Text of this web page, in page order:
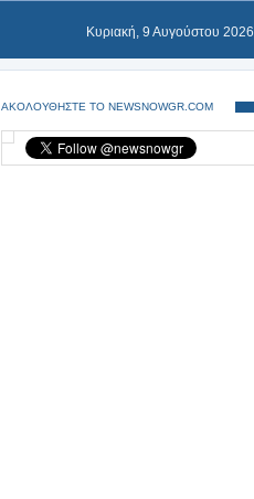
Κυριακή, 9 Αυγούστου 2026
ΑΚΟΛΟΥΘΗΣΤΕ ΤΟ NEWSNOWGR.COM